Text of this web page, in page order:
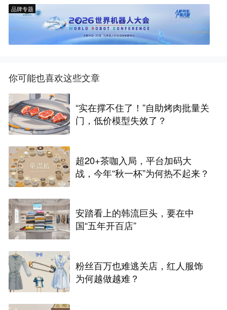
品牌专题
你可能也喜欢这些文章
“实在撑不住了！”自助烤肉批量关
门，低价模型失效了？
超20+茶咖入局，平台加码大
战，今年“秋一杯”为何热不起来？
安踏看上的韩流巨头，要在中
国“五年开百店”
粉丝百万也难逃关店，红人服饰
为何越做越难？